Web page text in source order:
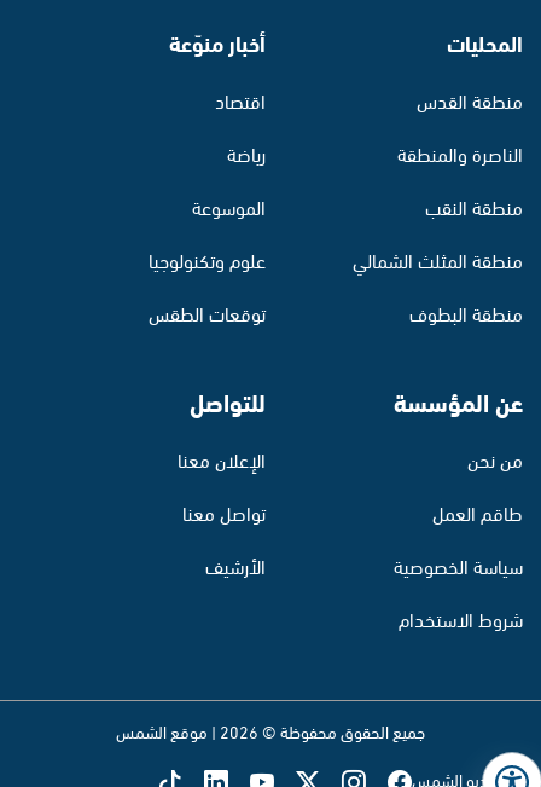
المحليات
منطقة القدس
الناصرة والمنطقة
منطقة النقب
منطقة المثلث الشمالي
منطقة البطوف
أخبار منوّعة
اقتصاد
رياضة
الموسوعة
علوم وتكنولوجيا
توقعات الطقس
عن المؤسسة
من نحن
طاقم العمل
سياسة الخصوصية
شروط الاستخدام
للتواصل
الإعلان معنا
تواصل معنا
الأرشيف
جميع الحقوق محفوظة © 2026 | موقع الشمس
تابع راديو الشمس